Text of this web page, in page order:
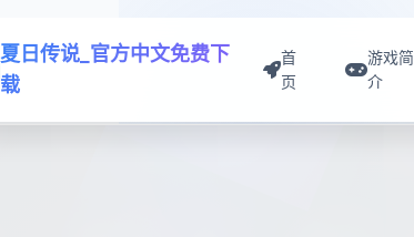
夏日传说_官方中文免费下
载
首
页
游戏简
介